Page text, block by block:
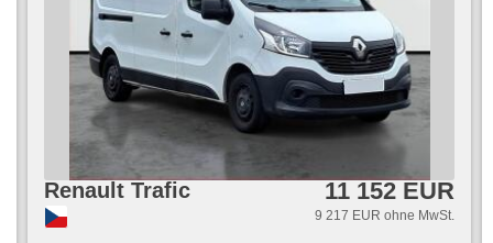
Renault Trafic 11 152 EUR
9 217 EUR ohne MwSt.